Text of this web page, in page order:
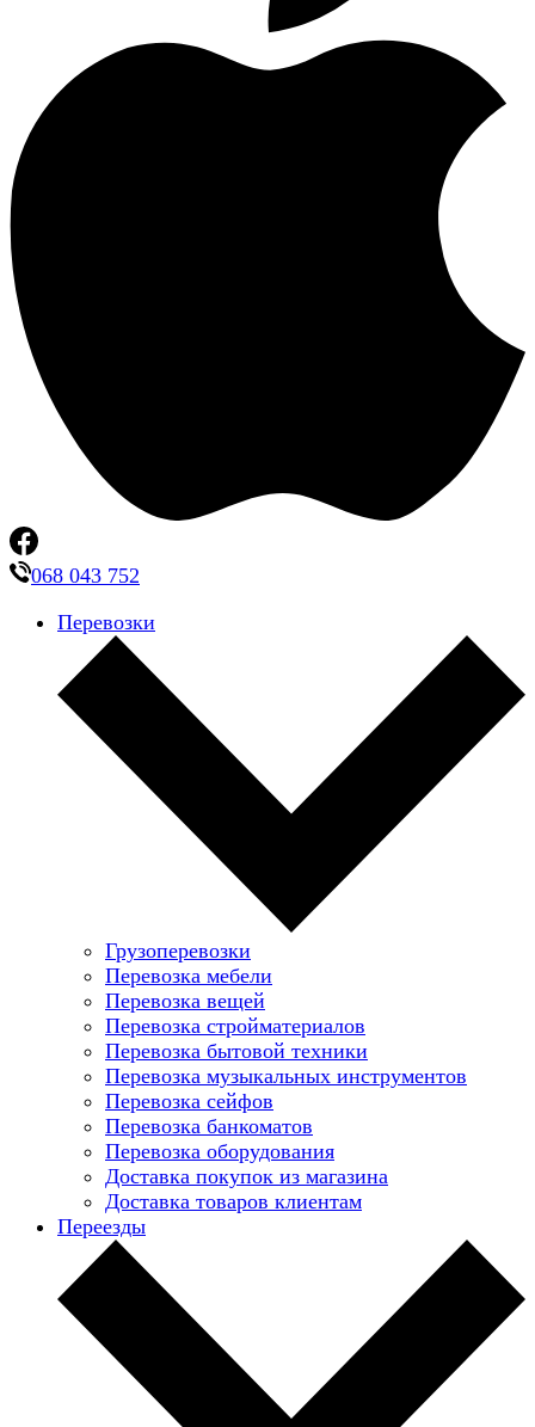
068 043 752
Перевозки
Грузоперевозки
Перевозка мебели
Перевозка вещей
Перевозка стройматериалов
Перевозка бытовой техники
Перевозка музыкальных инструментов
Перевозка сейфов
Перевозка банкоматов
Перевозка оборудования
Доставка покупок из магазина
Доставка товаров клиентам
Переезды